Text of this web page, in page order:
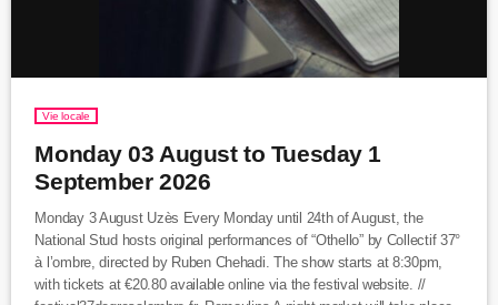
Vie locale
Monday 03 August to Tuesday 1
September 2026
Monday 3 August Uzès Every Monday until 24th of August, the
National Stud hosts original performances of “Othello” by Collectif 37°
à l’ombre, directed by Ruben Chehadi. The show starts at 8:30pm,
with tickets at €20.80 available online via the festival website. //